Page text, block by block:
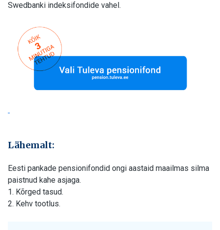
Swedbanki indeksifondide vahel.
Lähemalt:
Eesti pankade pensionifondid ongi aastaid maailmas silma
paistnud kahe asjaga.
1. Kõrged tasud.
2. Kehv tootlus.